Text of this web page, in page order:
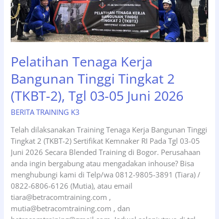
Pelatihan Tenaga Kerja
Bangunan Tinggi Tingkat 2
(TKBT-2), Tgl 03-05 Juni 2026
BERITA TRAINING K3
Telah dilaksanakan Training Tenaga Kerja Bangunan Tinggi
Tingkat 2 (TKBT-2) Sertifikat Kemnaker RI Pada Tgl 03-05
Juni 2026 Secara Blended Training di Bogor. Perusahaan
anda ingin bergabung atau mengadakan inhouse? Bisa
menghubungi kami di Telp/wa 0812-9805-3891 (Tiara) /
0822-6806-6126 (Mutia), atau email
tiara@betracomtraining.com ,
mutia@betracomtraining.com , dan